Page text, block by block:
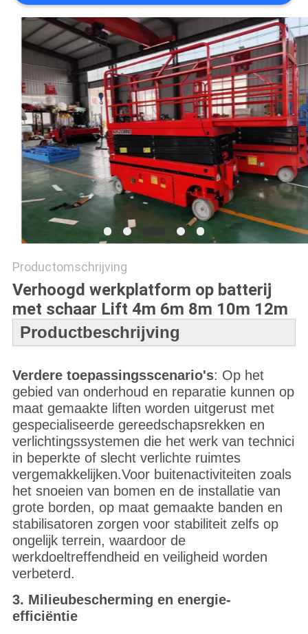
SITEMAP
PRIVACY
POLICY
Productomschrijving
Verhoogd werkplatform op batterij
met schaar Lift 4m 6m 8m 10m 12m
Productbeschrijving
Verdere toepassingsscenario's: Op het
gebied van onderhoud en reparatie kunnen op
maat gemaakte liften worden uitgerust met
gespecialiseerde gereedschapsrekken en
verlichtingssystemen die het werk van technici
in beperkte of slecht verlichte ruimtes
vergemakkelijken.Voor buitenactiviteiten zoals
het snoeien van bomen en de installatie van
grote borden, op maat gemaakte banden en
stabilisatoren zorgen voor stabiliteit zelfs op
ongelijk terrein, waardoor de
werkdoeltreffendheid en veiligheid worden
verbeterd.
3. Milieubescherming en energie-
efficiëntie